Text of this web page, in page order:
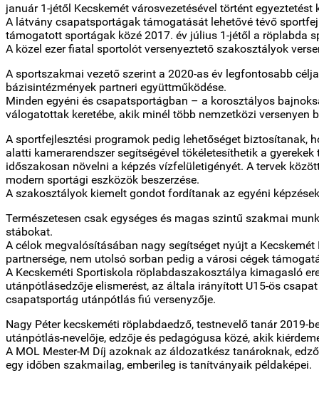
január 1-jétől Kecskemét városvezetésével történt
A látvány csapatsportágak támogatását lehetővé tévő
támogatott sportágak közé 2017. év július 1-jétől a röplabda
A közel ezer fiatal sportolót versenyeztető szakosztályok
A sportszakmai vezető szerint a 2020-as év legfontosabb
bázisintézmények partneri együttműködése.
Minden egyéni és csapatsportágban – a korosztályos
válogatottak keretébe, akik minél több nemzetközi
A sportfejlesztési programok pedig lehetőséget biztosítanak,
alatti kamerarendszer segítségével tökéletesíthetik a
időszakosan növelni a képzés vízfelületigényét. A tervek
modern sportági eszközök beszerzése.
A szakosztályok kiemelt gondot fordítanak az egyéni
Természetesen csak egységes és magas szintű szakmai
stábokat.
A célok megvalósításában nagy segítséget nyújt a
partnersége, nem utolsó sorban pedig a városi cégek
A Kecskeméti Sportiskola röplabdaszakosztálya kimagasló
utánpótlásedzője elismerést, az általa irányított U15-ös
csapatsportág utánpótlás fiú versenyzője.
Nagy Péter kecskeméti röplabdaedző, testnevelő tanár
utánpótlás-nevelője, edzője és pedagógusa közé, akik
A MOL Mester-M Díj azoknak az áldozatkész tanároknak,
egy időben szakmailag, emberileg is tanítványaik példaképei.